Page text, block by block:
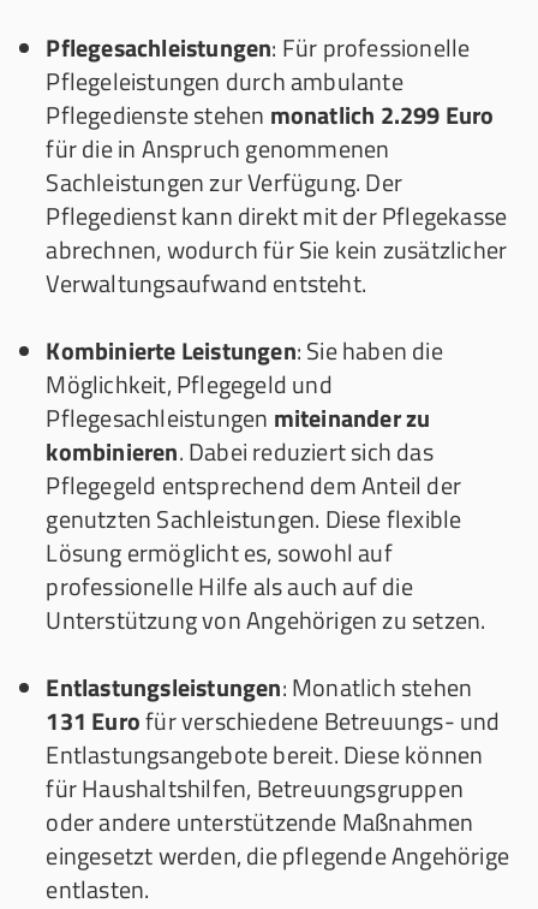
Pflegesachleistungen: Für professionelle
Pflegeleistungen durch ambulante
Pflegedienste stehen monatlich 2.299 Euro
für die in Anspruch genommenen
Sachleistungen zur Verfügung. Der
Pflegedienst kann direkt mit der Pflegekasse
abrechnen, wodurch für Sie kein zusätzlicher
Verwaltungsaufwand entsteht.
Kombinierte Leistungen: Sie haben die
Möglichkeit, Pflegegeld und
Pflegesachleistungen miteinander zu
kombinieren. Dabei reduziert sich das
Pflegegeld entsprechend dem Anteil der
genutzten Sachleistungen. Diese flexible
Lösung ermöglicht es, sowohl auf
professionelle Hilfe als auch auf die
Unterstützung von Angehörigen zu setzen.
Entlastungsleistungen: Monatlich stehen
131 Eurofür verschiedene Betreuungs- und
Entlastungsangebote bereit. Diese können
für Haushaltshilfen, Betreuungsgruppen
oder andere unterstützende Maßnahmen
eingesetzt werden, die pflegende Angehörige
entlasten.